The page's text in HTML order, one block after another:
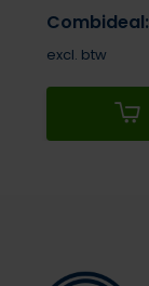
Combideal:
excl. btw